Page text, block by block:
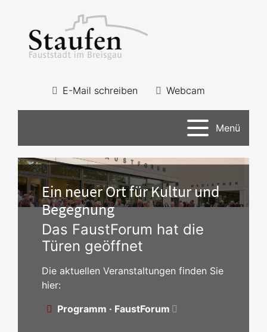
E-Mail schreiben Webcam
Menü
Ein neuer Ort für Kultur und
Begegnung
Das FaustForum hat die
Türen geöffnet
Die aktuellen Veranstaltungen finden Sie
hier:
Programm · FaustForum